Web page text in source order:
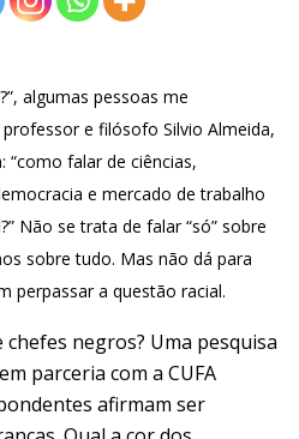
algumas pessoas me
e filósofo Silvio Almeida,
falar de ciências,
e mercado de trabalho
Não se trata de falar “só” sobre
sobre tudo. Mas não dá para
perpassar a questão racial.
negros? Uma pesquisa
parceria com a CUFA
afirmam ser